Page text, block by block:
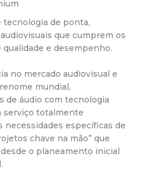
tecnologia de ponta,
que cumprem os
e desempenho.
no mercado audiovisual e
mundial,
de áudio com tecnologia
serviço totalmente
necessidades específicas de
chave na mão” que
o planeamento inicial